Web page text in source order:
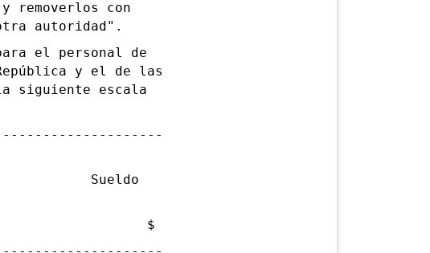
removerlos con
autoridad".
el personal de
y el de las
siguiente escala